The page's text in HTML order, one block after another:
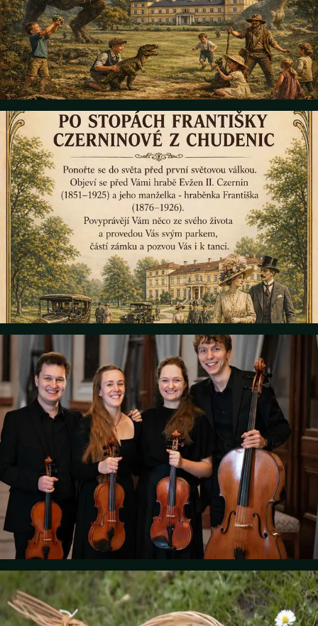
sich auf einen lebenden Dinosaurier (er blinzelt, bewegt sich und
macht Geräusche) sowie einen Animateur im Kostüm, der Ihnen die
Welt der Dinosaurier näherbringt. Es gibt einen Bastelworkshop und
weitere Gewinnspiele. Die Teilnehmerzahl ist begrenzt. Tickets sind
im Vorverkauf bei SMSticket erhältlich. Eintritt 150 CZK/Person
Details
21. Juni 2026 • 15:00
GEFÜHRTE BESICHTIGUNGEN DES PARKS UND
SCHLOSSES LÁZEŇ Auf den Spuren der Gräfin Františka
Czerninová
Geführte Besichtigungen des Parks und Schlosses Lázeň u Chudenic.
Tauchen Sie ein in die Welt vor dem Ersten Weltkrieg: Graf Eugen II.
Czernin (1851–1925) und Gräfin Františka (1876–1926) werden vor
Ihnen erscheinen. Sie erzählen Ihnen etwas aus ihrem Leben, führen
Sie durch ihren Park und ihr Schloss und laden Sie zum Tanz ein. Die
Besichtigungen finden am 21.6.2026 um 15:00 und 17:00 Uhr statt. Der
Vorverkauf der Eintrittskarten ist nur über SMSticket möglich.
Details
25. April 2026 • 18:00
KONZERT: KUBITOVO KVARTETO
Das Kubitov Quartett ist ein junges Ensemble, das im Juni 2024 von
Mitgliedern der Orchesterakademie der Tschechischen Philharmonie
in der Zusammensetzung von Filip Kubita (1. Violine), Kateřina
Vítečková (2. Violine), Michaela Sedláčková (Viola) und Petr
Hamerský (Cello) gegründet wurde. Trotz ihrer kurzen Existenz hatte
diese Musikgruppe bereits die Gelegenheit, beispielsweise im Czech
Center in New York aufzutreten. Er hat die Möglichkeit, unter der
Leitung von Jiří Panocha, Gründer und Leiter des Panocha-Quartetts,
und Irena Jakubcová, stellvertretende Konzertmeisterin der
Tschechischen Philharmonie, zu studieren.
Details
5. April 2026 • 15:00
OSTERN IM SCHLOSS LÁZEŇ